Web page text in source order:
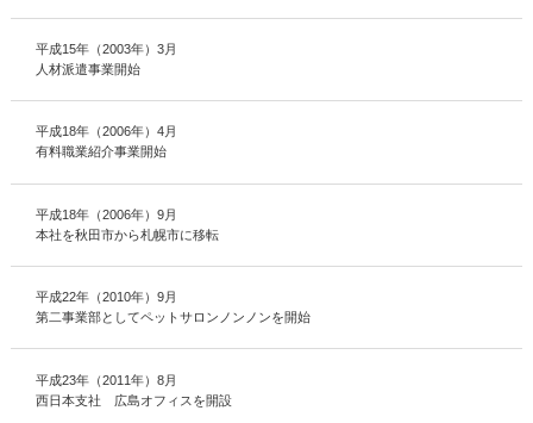
平成15年（2003年）3月
人材派遣事業開始
平成18年（2006年）4月
有料職業紹介事業開始
平成18年（2006年）9月
本社を秋田市から札幌市に移転
平成22年（2010年）9月
第二事業部としてペットサロンノンノンを開始
平成23年（2011年）8月
西日本支社 広島オフィスを開設